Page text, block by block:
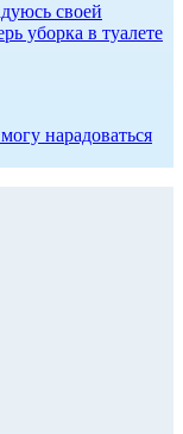
своей
уборка в туалете
нарадоваться